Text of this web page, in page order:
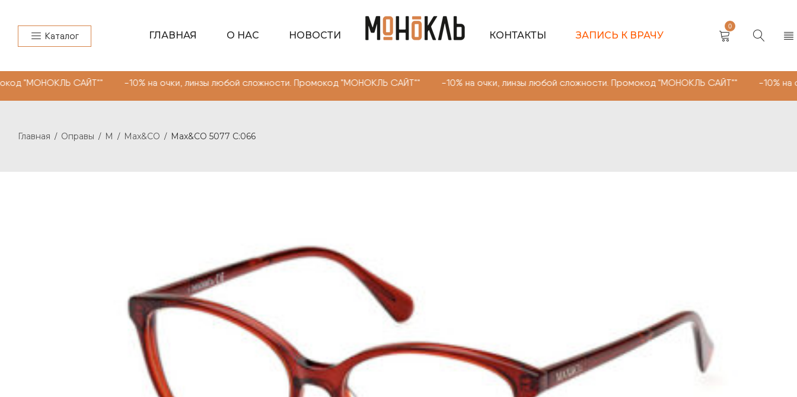
Каталог ГЛАВНАЯ О НАС НОВОСТИ КОНТАКТЫ ЗАПИСЬ К ВРАЧУ
0
САЙТ"" -10% на очки, линзы любой сложности. Промокод "МОНОКЛЬ САЙТ"" -10% на очки, линзы любой сложности. Промокод "МОНОКЛЬ САЙТ"" -10% на
Главная / Оправы / M / Max&CO / Max&CO 5077 C:066